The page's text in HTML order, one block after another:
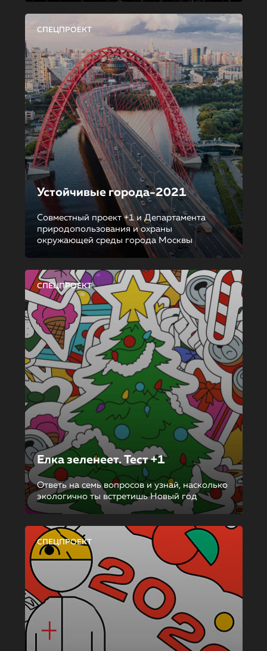
СПЕЦПРОЕКТ
Устойчивые города-2021
Совместный проект +1 и Департамента
природопользования и охраны
окружающей среды города Москвы
СПЕЦПРОЕКТ
Елка зеленеет. Тест +1
Ответь на семь вопросов и узнай, насколько
экологично ты встретишь Новый год
СПЕЦПРОЕКТ